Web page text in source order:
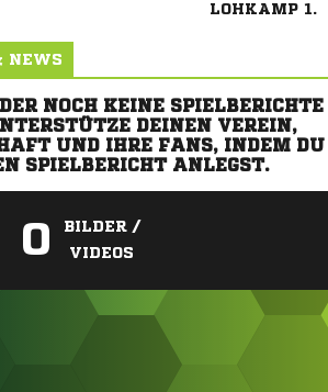
LOHKAMP 1.
NEWS
NOCH KEINE SPIELBERICHTE
DEINEN VEREIN,
UND IHRE FANS, INDEM DU
SPIELBERICHT ANLEGST.
0
BILDER /
VIDEOS